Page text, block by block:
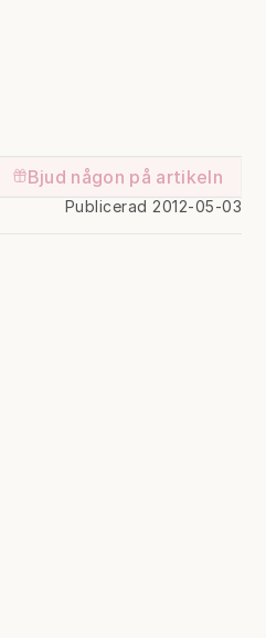
Bjud någon på artikeln
Publicerad 2012-05-03